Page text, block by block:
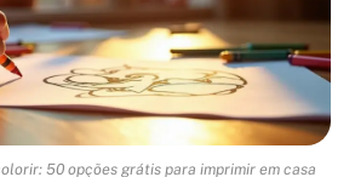
50 opções grátis para imprimir em casa